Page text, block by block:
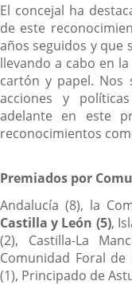
El concejal ha
de este
años seguidos y que
llevando a cabo en
cartón y papel. Nos
acciones y
adelante en este
reconocimientos
Premiados por
Andalucía (8), la
Castilla y León (5),
(2), Castilla-La
Comunidad Foral de
(1), Principado de